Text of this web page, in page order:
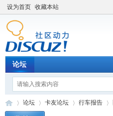
设为首页 收藏本站
论坛
论坛 卡友论坛 行车报告